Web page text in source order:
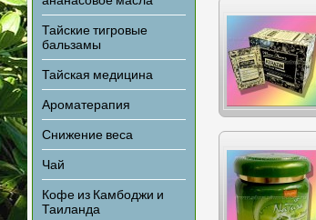
Тайские тигровые
бальзамы
Тайская медицина
Ароматерапия
Снижение веса
Чай
Кофе из Камбоджи и
Таиланда